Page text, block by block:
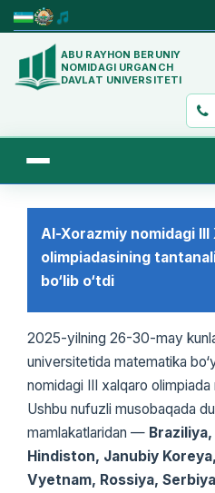
ABU RAYHON BERUNIY
NOMIDAGI URGANCH
DAVLAT UNIVERSITETI
Al-Xorazmiy nomidagi
olimpiadasining
bo‘lib o‘tdi
2025-yilning 26-30-may
universitetida matematika
nomidagi III xalqaro
Ushbu nufuzli musobaqada
mamlakatlaridan —
Hindiston, Janubiy
Vyetnam, Rossiya,